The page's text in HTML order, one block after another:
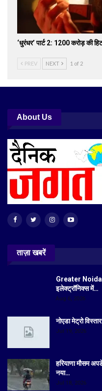
‘धुरंधर’ पार्ट 2: 1200 करोड़ की
PREV NEXT 1 of 2
About Us
ताज़ा खबरें
Greater
इलेक्ट्रॉनिक्स में…
Aug 6, 2026
नोएडा मेट्रो
Jul 19, 2026
हरियाणा मौसम
नया…
Jul 18, 2026